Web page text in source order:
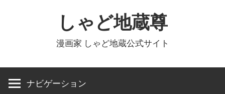
ツ
しゃど地蔵尊
漫画家 しゃど地蔵公式サイト
ナビゲーション